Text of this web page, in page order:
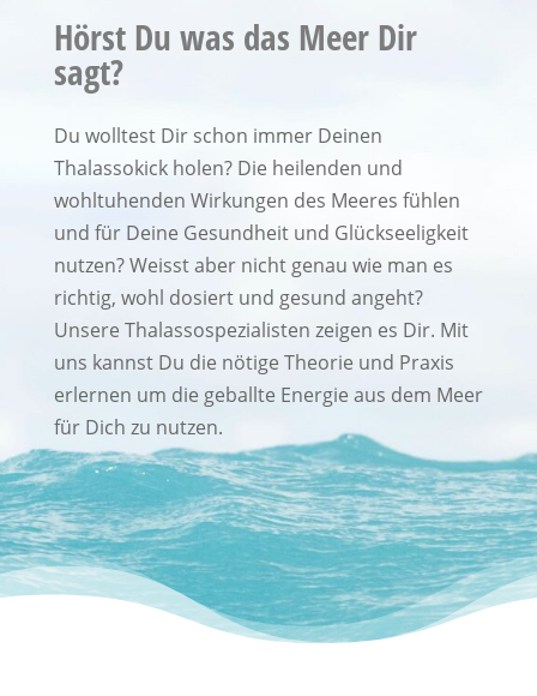
Hörst Du was das Meer Dir
sagt?
Du wolltest Dir schon immer Deinen
Thalassokick holen? Die heilenden und
wohltuhenden Wirkungen des Meeres fühlen
und für Deine Gesundheit und Glückseeligkeit
nutzen? Weisst aber nicht genau wie man es
richtig, wohl dosiert und gesund angeht?
Unsere Thalassospezialisten zeigen es Dir. Mit
uns kannst Du die nötige Theorie und Praxis
erlernen um die geballte Energie aus dem Meer
für Dich zu nutzen.